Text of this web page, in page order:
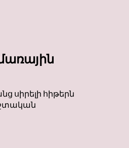
սիրելի հիթերն